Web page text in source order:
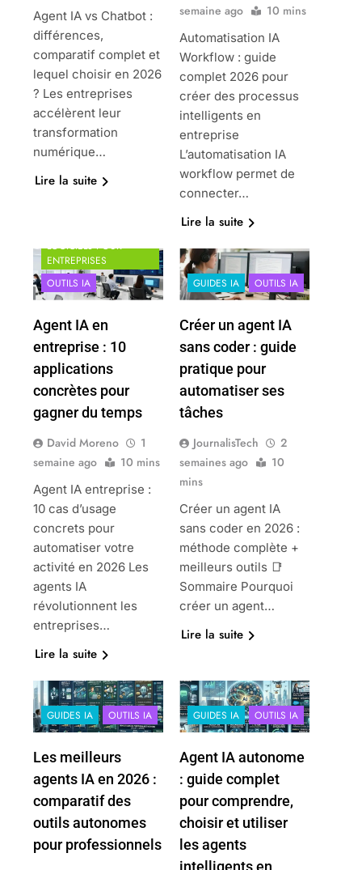
Agent IA vs Chatbot :
différences,
comparatif complet et
lequel choisir en 2026
? Les entreprises
accélèrent leur
transformation
numérique…
Lire la suite
semaine ago
10 mins
Automatisation IA
Workflow : guide
complet 2026 pour
créer des processus
intelligents en
entreprise
L’automatisation IA
workflow permet de
connecter…
Lire la suite
LOGICIELS POUR
ENTREPRISES
OUTILS IA
Agent IA en
entreprise : 10
applications
concrètes pour
gagner du temps
David Moreno
1
semaine ago
10 mins
Agent IA entreprise :
10 cas d’usage
concrets pour
automatiser votre
activité en 2026 Les
agents IA
révolutionnent les
entreprises…
Lire la suite
GUIDES IA OUTILS IA
Créer un agent IA
sans coder : guide
pratique pour
automatiser ses
tâches
JournalisTech
2
semaines ago
10
mins
Créer un agent IA
sans coder en 2026 :
méthode complète +
meilleurs outils 📑
Sommaire Pourquoi
créer un agent…
Lire la suite
GUIDES IA OUTILS IA
Les meilleurs
agents IA en 2026 :
comparatif des
outils autonomes
pour professionnels
GUIDES IA OUTILS IA
Agent IA autonome
: guide complet
pour comprendre,
choisir et utiliser
les agents